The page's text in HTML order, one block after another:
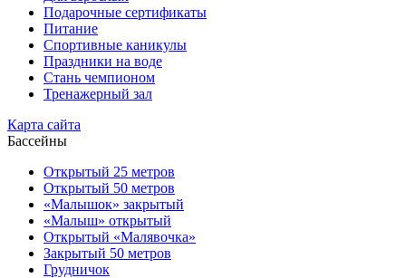
Подарочные сертификаты
Питание
Спортивные каникулы
Праздники на воде
Стань чемпионом
Тренажерный зал
Карта сайта
Бассейны
Открытый 25 метров
Открытый 50 метров
«Малышок» закрытый
«Малыш» открытый
Открытый «Малявочка»
Закрытый 50 метров
Грудничок